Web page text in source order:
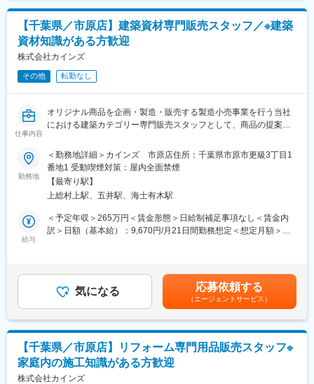
・総合職採用のため、新規事業や営業管理をゆくゆくお任せいた
します。
■組織構成：
・営業担当は現在２名です（40、50代）
て長く働き続けられる環境です。
・1962年の設立以来、作業用品の販売を担ってきた株式会社大洋
た。
・今回募集するのは、30代の社長と共に、当社を盛り上げてくれ
る新しい仲間。早期のキャリアアップも可能。経営幹部として活
躍してくださることを期待しています。
し続けることができますよ。
また、建材や設備機器の進化も日々進んでおり、新たな情報を学
びながらお客様に提供することができます。
常に新しい知識を吸収し、トレンドに敏感なリフォームのプロフ
ェッショナルを目指しましょう！
ーーーーーーーーーーーー
■お客様と話す機会を大切にする販売：カインズはコミュニケーシ
ョンを前提としたコンサルティング販売が基本。日々の生活のお
困りごとやお客様のニーズ実現の為に積極的な会話を意識してい
ます。
を受賞している魅力的なオリジナル商品が多く、種類も充実。し
かも低価格だからお客様に自信を持ってご提供できます。
■メディアで話題沸騰のカインズのITを駆使した店舗作り。今後も
ITを使ってこれまでにない店頭体験を提供していきます。お客様
■再雇用制度で安心して働けます：定年は65歳ですが、それ以降
は区分が変わり、最長70歳まで働くことができます。長期にわた
に無駄なコストを削減する」ことを実現しています。
【千葉県／市原店】建築資材専門販売スタッフ／※建築
資材知識がある方歓迎
株式会社カインズ
その他 転勤なし
仕事内容
オリジナル商品を企画・製造・販売する製造小売事業を行う当社
における建築カテゴリー専門販売スタッフとして、商品の提案や
い暮らしをサポートしていただきます。
・木材の積み込みやお客様が要望するサイズへのカット作業等の
実施
・フォークリフト等を使用しての木材等の品だし
・プロや一般の方等、幅広いお客様のニーズに対する接客対応
・その他レジ／品だし／発注等建築資材の販売における全ての業
務
困りごとやお客様のニーズ実現の為に積極的な会話を意識してい
ます。
■売場づくりは新たな楽しさの発見：季節ごとのお客様のニーズを
を受賞している魅力的なオリジナル商品が多く、種類も充実。し
かも低価格だからお客様に自信を持ってご提供できます。
■メディアで話題沸騰のカインズのITを駆使した店舗作り。今後も
ITを使ってこれまでにない店頭体験を提供していきます。お客様
勤務地
＜勤務地詳細＞カインズ 市原店住所：千葉県市原市更級3丁目1
番地1 受動喫煙対策：屋内全面禁煙
【最寄り駅】
上総村上駅、五井駅、海士有木駅
給与
＜予定年収＞265万円＜賃金形態＞日給制補足事項なし＜賃金内
訳＞日額（基本給）：9,670円/月21日間勤務想定＜想定月額＞
までも目安の金額であり、選考を通じて上下する可能性がありま
す。月給(月額)は固定手当を含めた表記です。
気になる 応募依頼する
（エージェントサービス）
【千葉県／市原店】リフォーム専門用品販売スタッフ※
家庭内の施工知識がある方歓迎
株式会社カインズ